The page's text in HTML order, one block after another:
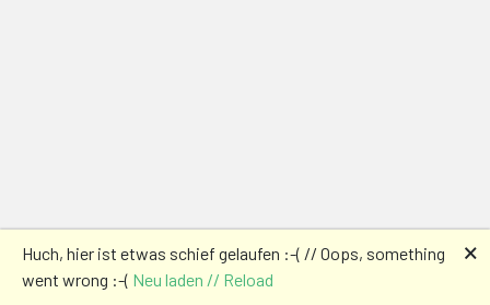
Huch, hier ist etwas schief gelaufen :-( // Oops, something
went wrong :-( Neu laden // Reload
🗙